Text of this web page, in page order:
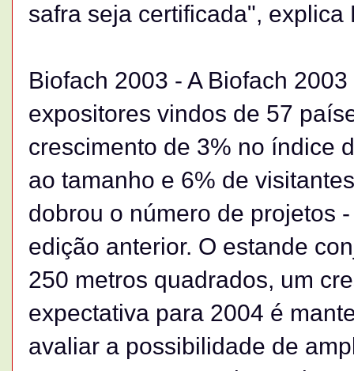
safra seja certificada", explica
Biofach 2003 - A Biofach
expositores vindos de 57
crescimento de 3% no índice
ao tamanho e 6% de
dobrou o número de projetos
edição anterior. O estande
250 metros quadrados, um
expectativa para 2004 é
avaliar a possibilidade de